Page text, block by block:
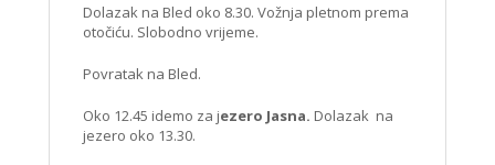
Dolazak na Bled oko 8.30. Vožnja pletnom prema
otočiću. Slobodno vrijeme.
Povratak na Bled.
Oko 12.45 idemo za jezero Jasna. Dolazak na
jezero oko 13.30.